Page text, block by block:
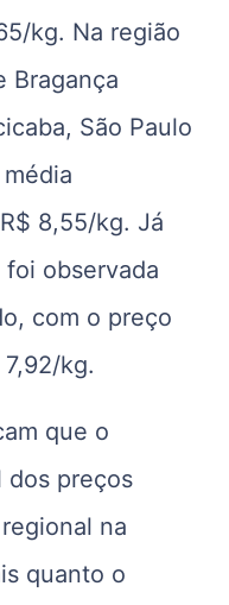
kg. Na região
Bragança
São Paulo
8,55/kg. Já
observada
com o preço
kg.
que o
dos preços
na
quanto o